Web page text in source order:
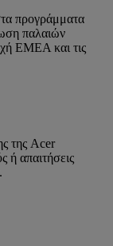
προγράμματα
παλαιών
EMEA και τις
της Acer
ή απαιτήσεις